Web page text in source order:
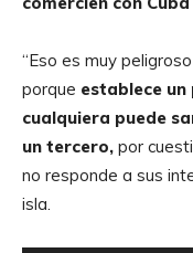
“Eso es muy
porque establece un
cualquiera puede
un tercero, por
no responde a sus
isla.